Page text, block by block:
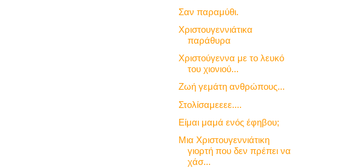
Σαν παραμύθι.
Χριστουγεννιάτικα
παράθυρα
Χριστούγεννα με το λευκό
του χιονιού...
Ζωή γεμάτη ανθρώπους...
Στολίσαμεεεε....
Είμαι μαμά ενός έφηβου;
Μια Χριστουγεννιάτικη
γιορτή που δεν πρέπει να
χάσ...